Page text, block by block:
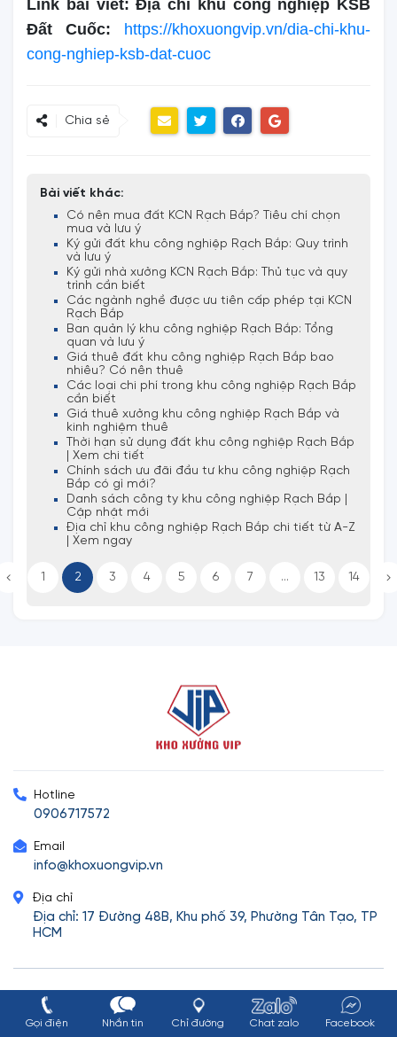
Link bài viết: Địa chỉ khu công nghiệp KSB
Đất Cuốc: https://khoxuongvip.vn/dia-chi-khu-
cong-nghiep-ksb-dat-cuoc
Chia sẻ
Bài viết khác:
Có nên mua đất KCN Rạch Bắp? Tiêu chí chọn
mua và lưu ý
Ký gửi đất khu công nghiệp Rạch Bắp: Quy trình
và lưu ý
Ký gửi nhà xưởng KCN Rạch Bắp: Thủ tục và quy
trình cần biết
Các ngành nghề được ưu tiên cấp phép tại KCN
Rạch Bắp
Ban quản lý khu công nghiệp Rạch Bắp: Tổng
quan và lưu ý
Giá thuê đất khu công nghiệp Rạch Bắp bao
nhiêu? Có nên thuê
Các loại chi phí trong khu công nghiệp Rạch Bắp
cần biết
Giá thuê xưởng khu công nghiệp Rạch Bắp và
kinh nghiệm thuê
Thời hạn sử dụng đất khu công nghiệp Rạch Bắp
| Xem chi tiết
Chính sách ưu đãi đầu tư khu công nghiệp Rạch
Bắp có gì mới?
Danh sách công ty khu công nghiệp Rạch Bắp |
Cập nhật mới
Địa chỉ khu công nghiệp Rạch Bắp chi tiết từ A-Z
| Xem ngay
1 2 3 4 5 6 7 ... 13 14
Hotline
0906717572
Email
info@khoxuongvip.vn
Địa chỉ
Địa chỉ: 17 Đường 48B, Khu phố 39, Phường Tân Tạo, TP
HCM
Cảm ơn bạn đã ghé thăm website: khoxuongvip.vn
Gọi điện Nhắn tin Chỉ đường Chat zalo Facebook